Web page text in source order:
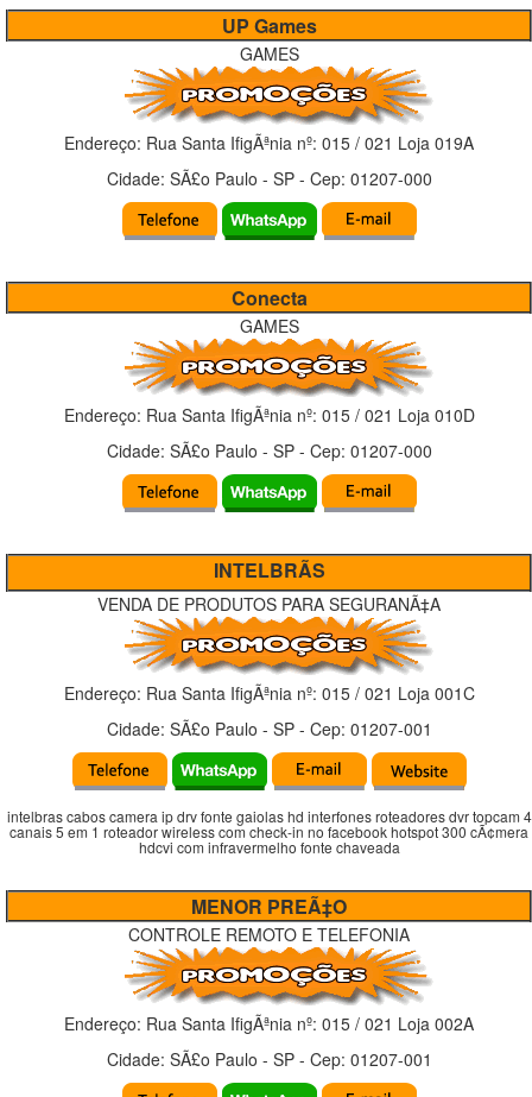
UP Games
GAMES
Endereço: Rua Santa IfigÃªnia nº: 015 / 021 Loja 019A
Cidade: SÃ£o Paulo - SP- Cep: 01207-000
Conecta
GAMES
Endereço: Rua Santa IfigÃªnianº: 015 / 021 Loja 010D
Cidade: SÃ£o Paulo - SP- Cep: 01207-000
INTELBRÃS
VENDA DE PRODUTOS PARA SEGURANÃ‡A
Endereço: Rua Santa IfigÃªnianº: 015 / 021 Loja 001C
Cidade: SÃ£o Paulo - SP- Cep: 01207-001
intelbras cabos camera ip drv fonte gaiolas hd interfones roteadores dvr topcam 4
canais 5 em 1 roteador wireless com check-in no facebook hotspot 300 cÃ¢mera
hdcvi com infravermelho fonte chaveada
MENOR PREÃ‡O
CONTROLE REMOTO E TELEFONIA
Endereço: Rua Santa IfigÃªnia nº: 015 / 021 Loja 002A
Cidade: SÃ£o Paulo - SP- Cep: 01207-001